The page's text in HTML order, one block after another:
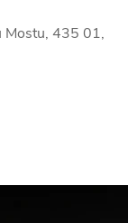
Mostu, 435 01,